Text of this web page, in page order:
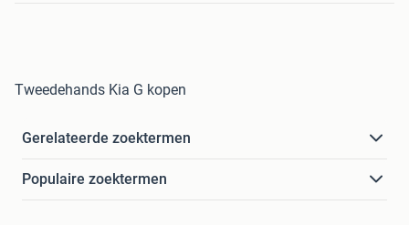
Tweedehands Kia G kopen
Gerelateerde zoektermen
Populaire zoektermen